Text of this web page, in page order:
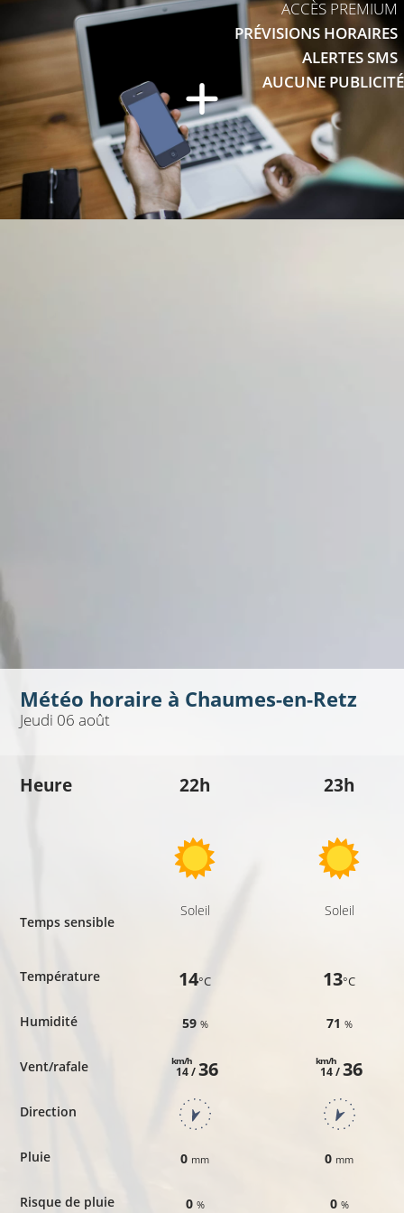
ACCÈS PREMIUM
PRÉVISIONS HORAIRES
ALERTES SMS
AUCUNE PUBLICITÉ
Météo horaire à Chaumes-en-Retz
Jeudi 06 août
Heure
Temps sensible
Température
Humidité
Vent/rafale
Direction
Pluie
Risque de pluie
22h
Soleil
14°C
59 %
14 /
km/h 36
0 mm
0 %
23h
Soleil
13°C
71 %
14 /
km/h 36
0 mm
0 %